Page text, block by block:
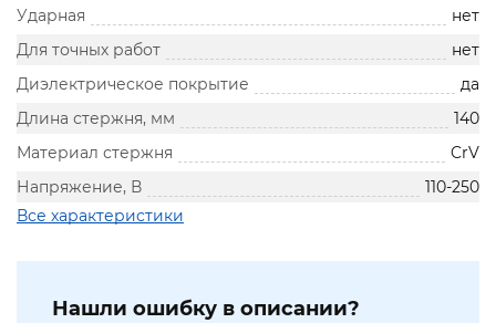
Ударная
нет
Для точных работ
нет
Диэлектрическое покрытие
да
Длина стержня, мм
140
Материал стержня
CrV
Напряжение, В
110-250
Все характеристики
Нашли ошибку в описании?